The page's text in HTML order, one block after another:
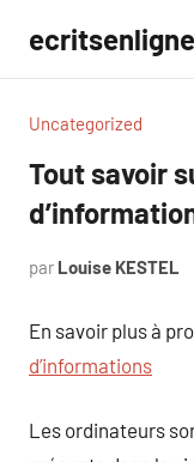
contenu
ecritsenligne
Uncategorized
Tout savoir
par Louise KESTEL
En savoir plus à
d’informations
Les ordinateurs